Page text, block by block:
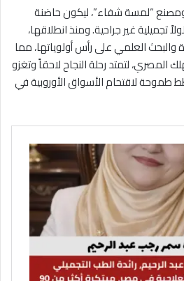
“لمسة شفاء”، ليكون حاضنة
تجميلية غير جراحية. ومنذ انطلاقها،
العلمي على رأس أولوياتها، مما
لتمتد رحلة النجاح لاحقاً وتغزو
طموحة لاقتحام الأسواق الأوروبية في